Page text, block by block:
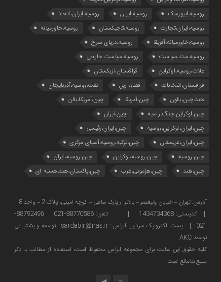
روسیه،ایبورسک
روسیه،ایران
روسیه،ایران،اتحاد
روسیه،ایران،تجارت
روسیه،تاجیکستان
روسیه،خاورمیانه
روسیه،خاورمیانه،آفریقا
روسیه،دریای سرخ
روسیه،سند،سیاست
روسیه،سیاست خارجی
غلات،روسیه،اوکراین
قزاقستان،ازبکستان
قزاقستان،انتخابات
قطار، ریل
نفت،روسیه،آذربایجان
هند،چین،بالون
چین،آمریکا
چین،آمریکا،بالن
چین،اوکراین،جنگ،ر.سیه
چین،ایران
چین،ایران،اوکراین،روسیه
چین،ایران،رئیسی
چین،ایران،عربستان
چین،ترکیه،روسیه،آسیای مرکزی
چین،روسیه
چین،روسیه،اوکراین
چین،روسیه،ایران
چین،هند
چین،هژمونی،غرب چین،پاکستان،هند،هسته ای
| کدپستی: 1434734368 | تلفن: 88770586-021 88792496-
021 | پست الکترونیک سردبیر ایراس : sardabir@iras.ir |
توسعه و پشتیبانی
توسط AKO
كليه حقوق این سایت برای مجموعه ایراس محفوظ است، استفاده از مطالب با ذكر
منبع بلامانع است.